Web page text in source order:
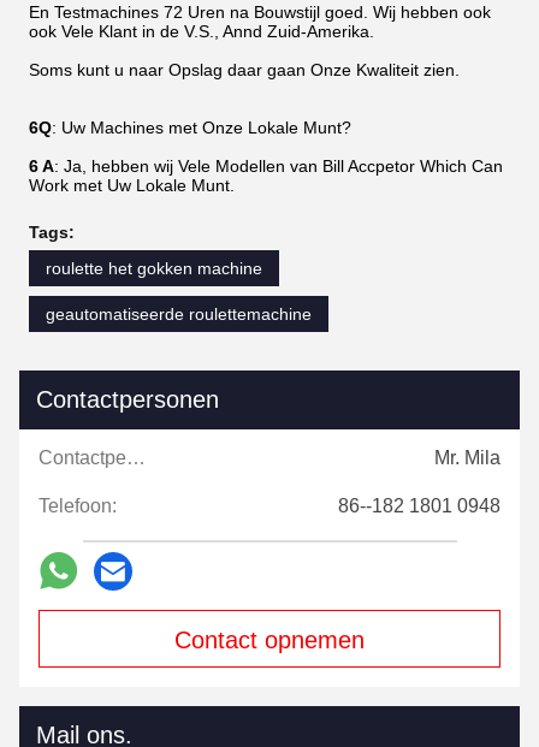
En Testmachines 72 Uren na Bouwstijl goed. Wij hebben ook
ook Vele Klant in de V.S., Annd Zuid-Amerika.
Soms kunt u naar Opslag daar gaan Onze Kwaliteit zien.
6Q: Uw Machines met Onze Lokale Munt?
6 A: Ja, hebben wij Vele Modellen van Bill Accpetor Which Can
Work met Uw Lokale Munt.
Tags:
roulette het gokken machine
geautomatiseerde roulettemachine
Contactpersonen
Contactpersonen: Mr. Mila
Telefoon: 86--182 1801 0948
Contact opnemen
Mail ons.